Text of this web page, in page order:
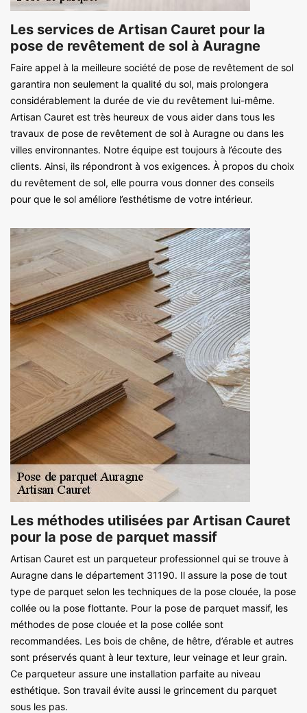
Les services de Artisan Cauret pour la
pose de revêtement de sol à Auragne
Faire appel à la meilleure société de pose de revêtement de sol
garantira non seulement la qualité du sol, mais prolongera
considérablement la durée de vie du revêtement lui-même.
Artisan Cauret est très heureux de vous aider dans tous les
travaux de pose de revêtement de sol à Auragne ou dans les
villes environnantes. Notre équipe est toujours à l’écoute des
clients. Ainsi, ils répondront à vos exigences. À propos du choix
du revêtement de sol, elle pourra vous donner des conseils
pour que le sol améliore l’esthétisme de votre intérieur.
Les méthodes utilisées par Artisan Cauret
pour la pose de parquet massif
Artisan Cauret est un parqueteur professionnel qui se trouve à
Auragne dans le département 31190. Il assure la pose de tout
type de parquet selon les techniques de la pose clouée, la pose
collée ou la pose flottante. Pour la pose de parquet massif, les
méthodes de pose clouée et la pose collée sont
recommandées. Les bois de chêne, de hêtre, d’érable et autres
sont préservés quant à leur texture, leur veinage et leur grain.
Ce parqueteur assure une installation parfaite au niveau
esthétique. Son travail évite aussi le grincement du parquet
sous les pas.